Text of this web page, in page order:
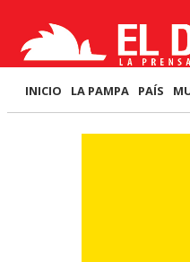
INICIO LA PAMPA PAÍS